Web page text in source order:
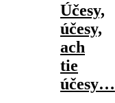
Účesy,
účesy,
ach
tie
účesy…